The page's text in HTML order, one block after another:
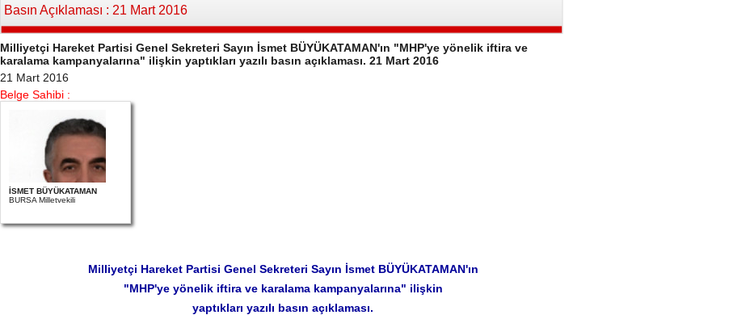
Basın Açıklaması : 21 Mart 2016
Milliyetçi Hareket Partisi Genel Sekreteri Sayın İsmet BÜYÜKATAMAN'ın "MHP'ye yönelik iftira ve
karalama kampanyalarına" ilişkin yaptıkları yazılı basın açıklaması. 21 Mart 2016
21 Mart 2016
Belge Sahibi :
İSMET BÜYÜKATAMAN
BURSA Milletvekili
Milliyetçi Hareket Partisi Genel Sekreteri Sayın İsmet BÜYÜKATAMAN'ın
"MHP'ye yönelik iftira ve karalama kampanyalarına" ilişkin
yaptıkları yazılı basın açıklaması.